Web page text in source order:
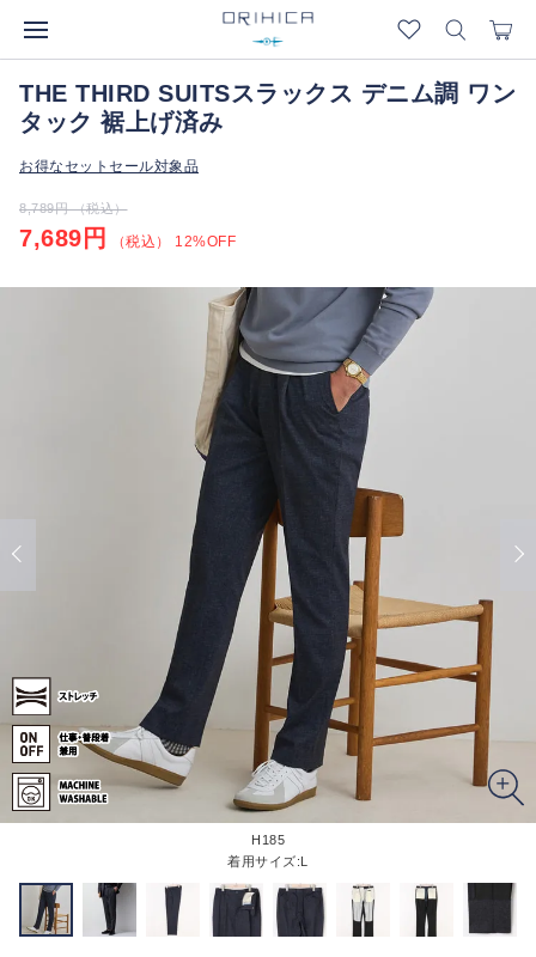
THE THIRD SUITSスラックス デニム調 ワン
タック 裾上げ済み
お得なセットセール対象品
8,789円 （税込）
7,689円 （税込） 12%OFF
H185
着用サイズ:L